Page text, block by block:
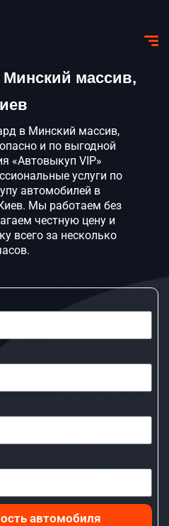
массив,
в Минский массив,
и по выгодной
«Автовыкуп VIP»
услуги по
автомобилей в
Мы работаем без
честную цену и
всего за несколько
автомобиля